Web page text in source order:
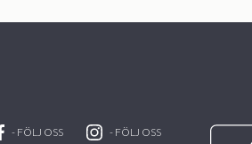
- FÖLJ OSS - FÖLJ OSS